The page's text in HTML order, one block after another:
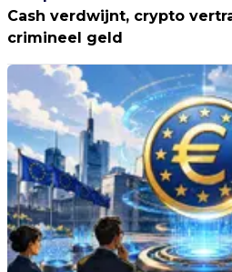
Cash verdwijnt, crypto
crimineel geld